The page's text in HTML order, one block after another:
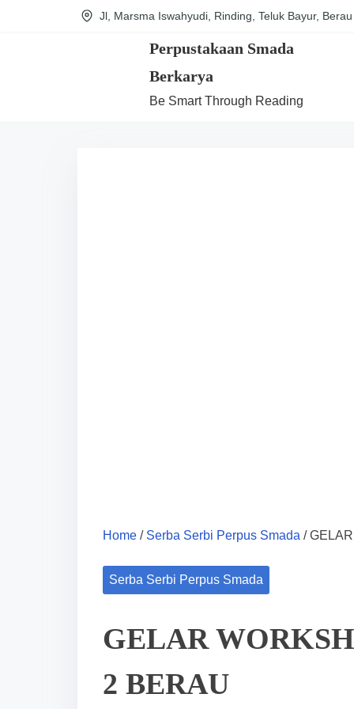
Jl, Marsma Iswahyudi, Rinding, Teluk Bayur,
Perpustakaan Smada
Berkarya
Be Smart Through Reading
Home / Serba Serbi Perpus Smada /
Serba Serbi Perpus Smada
GELAR
2 BERAU